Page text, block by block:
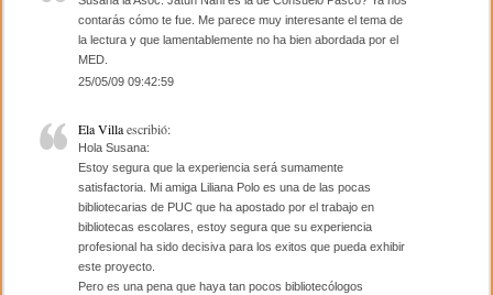
o
k
contarás cómo te fue. Me parece muy interesante el tema de
la lectura y que lamentablemente no ha bien abordada por el
MED.
25/05/09 09:42:59
Ela Villaescribió:
Hola Susana:
Estoy segura que la experiencia será sumamente
satisfactoria. Mi amiga Liliana Polo es una de las pocas
bibliotecarias de PUC que ha apostado por el trabajo en
bibliotecas escolares, estoy segura que su experiencia
profesional ha sido decisiva para los exitos que pueda exhibir
este proyecto.
Pero es una pena que haya tan pocos bibliotecólogos